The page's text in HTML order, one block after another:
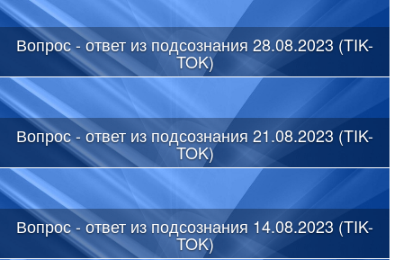
Вопрос - ответ из подсознания 28.08.2023 (TIK-
TOK)
Вопрос - ответ из подсознания 21.08.2023 (TIK-
TOK)
Вопрос - ответ из подсознания 14.08.2023 (TIK-
TOK)